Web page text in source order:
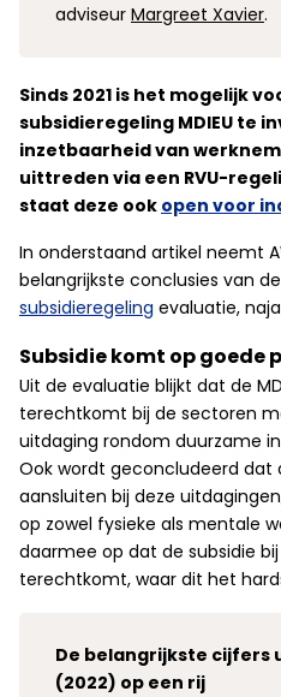
adviseur Margreet Xavier.
Sinds 2021 is het mogelijk
subsidieregeling MDIEU te
inzetbaarheid van
uittreden via een RVU-
staat deze ook open voor
In onderstaand artikel neemt
belangrijkste conclusies van de
subsidieregeling evaluatie,
Subsidie komt op goede
Uit de evaluatie blijkt dat de
terechtkomt bij de sectoren
uitdaging rondom duurzame
Ook wordt geconcludeerd
aansluiten bij deze
op zowel fysieke als mentale
daarmee op dat de subsidie
terechtkomt, waar dit het
De belangrijkste cijfers
(2022) op een rij